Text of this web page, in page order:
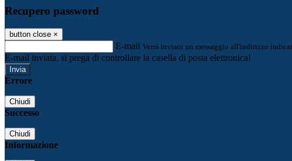
Recupero password
button close ×
E-mail Verrà inviato un messaggio all'indirizzo
E-mail inviata, si prega di controllare la casella di posta elettronica!
Errore
Chiudi
Successo
Chiudi
Informazione